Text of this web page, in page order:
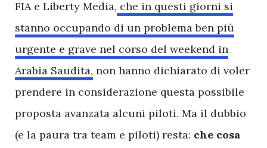
FIA e Liberty Media, che in questi giorni si
stanno occupando di un problema ben più
urgente e grave nel corso del weekend in
Arabia Saudita, non hanno dichiarato di voler
prendere in considerazione questa possibile
proposta avanzata alcuni piloti. Ma il dubbio
(e la paura tra team e piloti) resta: che cosa